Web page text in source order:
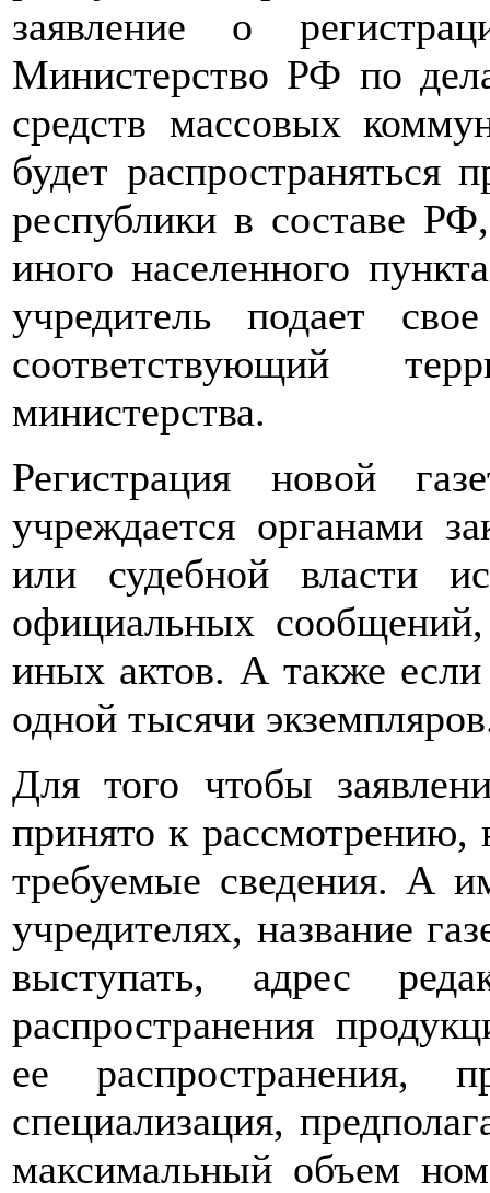
заявление о
Министерство РФ по
средств массовых
будет распространяться
республики в составе
иного населенного
учредитель подает
соответствующий
министерства.
Регистрация новой
учреждается органами
или судебной власти
официальных
иных актов. А также если
одной тысячи
Для того чтобы
принято к
требуемые сведения. А
учредителях, название
выступать, адрес
распространения
ее распространения,
специализация,
максимальный объем